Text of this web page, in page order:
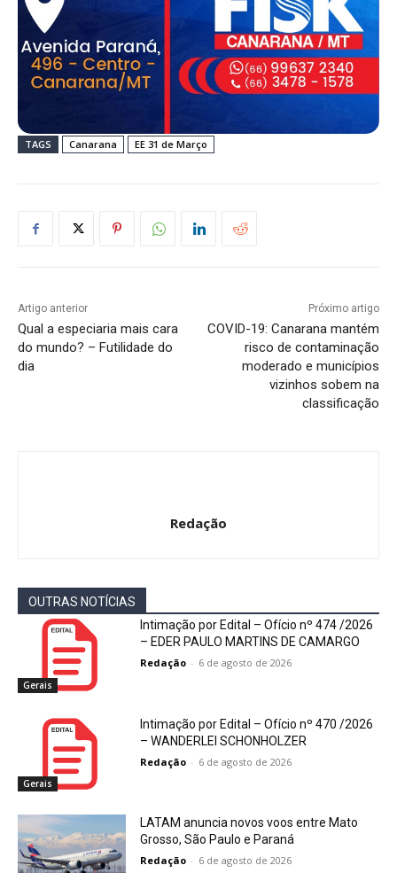
TAGS Canarana EE 31 de Março
Artigo anterior
Qual a especiaria mais cara
do mundo? – Futilidade do
dia
Próximo artigo
COVID-19: Canarana mantém
risco de contaminação
moderado e municípios
vizinhos sobem na
classificação
Redação
OUTRAS NOTÍCIAS
Gerais
Intimação por Edital – Ofício nº 474 /2026
– EDER PAULO MARTINS DE CAMARGO
Redação - 6 de agosto de 2026
Gerais
Intimação por Edital – Ofício nº 470 /2026
– WANDERLEI SCHONHOLZER
Redação - 6 de agosto de 2026
LATAM anuncia novos voos entre Mato
Grosso, São Paulo e Paraná
Redação - 6 de agosto de 2026